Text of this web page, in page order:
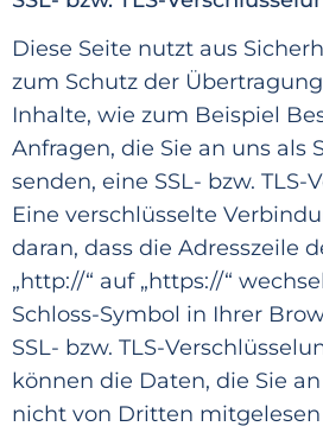
Diese Seite nutzt aus
zum Schutz der
Inhalte, wie zum Beispiel
Anfragen, die Sie an uns als
senden, eine SSL- bzw. TLS-
Eine verschlüsselte
daran, dass die Adresszeile
„http://“ auf„https://“
Schloss-Symbol in Ihrer
SSL- bzw. TLS-
können die Daten, die Sie
nicht von Dritten